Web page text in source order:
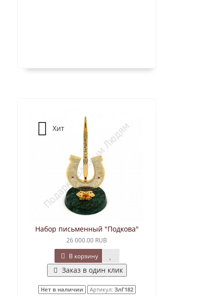
Хит
Набор письменный "Подкова"
26 000.00 RUB
В корзину
Заказ в один клик
Нет в наличии Артикул: ЗлГ182